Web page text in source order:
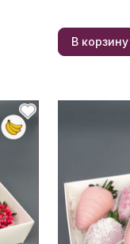
В корзину